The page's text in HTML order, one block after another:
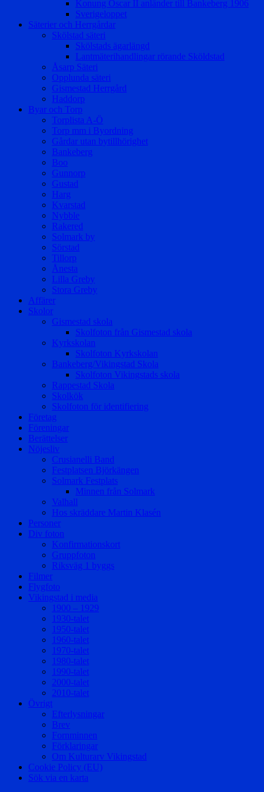
Konung Oscar II anländer till Bankeberg 1906
Sverigeloppet
Säterier och Herrgårdar
Skölstad säteri
Skölstads ägarlängd
Lantmäterihandlingar rörande Sköldstad
Åsarp Säteri
Opplunda säteri
Gismestad Herrgård
Haddorp
Byar och Torp
Torplista A-Ö
Torp mm i Byordning
Gårdar utan bytillhörighet
Bankeberg
Boo
Gunnorp
Gustad
Harg
Kvarstad
Nybble
Rakered
Solmark by
Sörstad
Tillorp
Ånesta
Lilla Greby
Stora Greby
Affärer
Skolor
Gismestad skola
Skolfoton från Gismestad skola
Kyrkskolan
Skolfoton Kyrkskolan
Bankeberg/Vikingstad Skola
Skolfoton Vikingstads skola
Rappestad Skola
Skolkök
Skolfoton för identifiering
Företag
Föreningar
Berättelser
Nöjesliv
Crusianelli Band
Festplatsen Björkängen
Solmark Festplats
Minnen från Solmark
Valhall
Hos skräddare Martin Klasén
Personer
Div foton
Konfirmationskort
Gruppfoton
Riksväg 1 byggs
Filmer
Flygfoto
Vikingstad i media
1900 – 1929
1930-talet
1950-talet
1960-talet
1970-talet
1980-talet
1990-talet
2000-talet
2010-talet
Övrigt
Efterlysningar
Brev
Fornminnen
Förklaringar
Om Kulturarv Vikingstad
Cookie Policy (EU)
Sök via en karta